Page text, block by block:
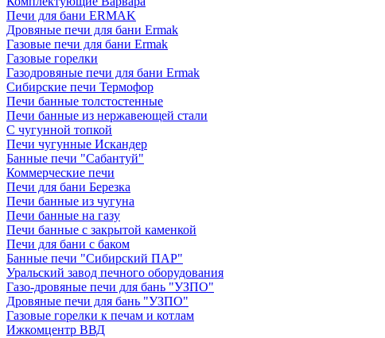
Печи для бани ERMAK
Дровяные печи для бани Ermak
Газовые печи для бани Ermak
Газовые горелки
Газодровяные печи для бани Ermak
Сибирские печи Термофор
Печи банные толстостенные
Печи банные из нержавеющей стали
С чугунной топкой
Печи чугунные Искандер
Банные печи "Сабантуй"
Коммерческие печи
Печи для бани Березка
Печи банные из чугуна
Печи банные на газу
Печи банные с закрытой каменкой
Печи для бани с баком
Банные печи "Сибирский ПАР"
Уральский завод печного оборудования
Газо-дровяные печи для бань "УЗПО"
Дровяные печи для бань "УЗПО"
Газовые горелки к печам и котлам
Ижкомцентр ВВД